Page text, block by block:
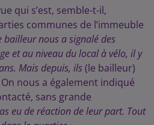
qui s’est, semble-t-il,
communes de l’immeuble
bailleur nous a signalé des
et au niveau du local à vélo, il y
Mais depuis, ils(le bailleur)
On nous a également indiqué
sans grande
eu de réaction de leur part. Tout